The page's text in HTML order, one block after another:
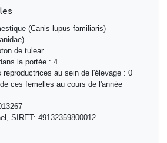
(Canis lupus familiaris)
de tulear
la portée : 4
reproductrices au sein de l'élevage : 0
ces femelles au cours de l'année
SIRET: 49132359800012